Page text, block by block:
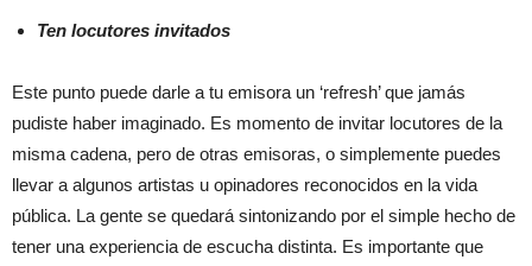
Ten locutores invitados
Este punto puede darle a tu emisora un ‘refresh’ que jamás
pudiste haber imaginado. Es momento de invitar locutores de la
misma cadena, pero de otras emisoras, o simplemente puedes
llevar a algunos artistas u opinadores reconocidos en la vida
pública. La gente se quedará sintonizando por el simple hecho de
tener una experiencia de escucha distinta. Es importante que